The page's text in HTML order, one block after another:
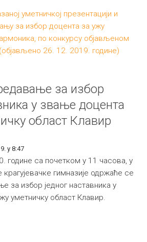
уметничкој презентацији и
за избор доцента за ужу
по конкурсу објављеном
26. 12. 2019. године)
за избор
у звање доцента
област Клавир
у 8:47
године са почетком у 11 часова, у
крагујевачке гимназије одржаће се
за избор једног наставника у
уметничку област Клавир.